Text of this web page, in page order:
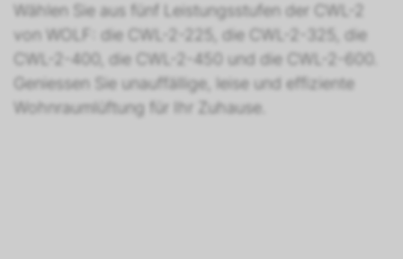
Wählen Sie aus fünf Leistungsstufen der CWL-2
von WOLF: die CWL-2-225, die CWL-2-325, die
CWL-2-400, die CWL-2-450 und die CWL-2-600.
Geniessen Sie unauffällige, leise und effiziente
Wohnraumlüftung für Ihr Zuhause.